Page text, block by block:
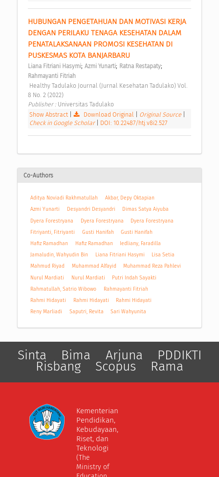
HUBUNGAN PENGETAHUAN DAN MOTIVASI KERJA
DENGAN PERILAKU TENAGA KESEHATAN DALAM
PENATALAKSANAAN PROMOSI KESEHATAN DI
PUSKESMAS KOTA BANJARBARU
Liana Fitriani Hasymi; Azmi Yunarti; Ratna Restapaty;
Rahmayanti Fitriah
8 No. 2 (2022)
Publisher : Universitas Tadulako
Show Abstract
Download Original Original Source
Check in Google Scholar
DOI: 10.22487/htj.v8i2.527
Co-Authors
Aditya Noviadi Rakhmatullah
Akbar, Depy Oktapian
Azmi Yunarti
Desyandri Desyandri
Dimas Satya Aiyuba
Dyera Forestryana
Dyera Forestryana
Dyera Forestryana
Fitriyanti, Fitriyanti
Gusti Hanifah
Gusti Hanifah
Hafiz Ramadhan
Hafiz Ramadhan
Iedliany, Faradilla
Jamaludin, Wahyudin Bin
Liana Fitriani Hasymi
Lisa Setia
Mahmud Riyad
Muhammad Alfayid
Muhammad Reza Pahlevi
Nurul Mardiati
Nurul Mardiati
Putri Indah Sayakti
Rahmatullah, Satrio Wibowo
Rahmayanti Fitriah
Rahmi Hidayati
Rahmi Hidayati
Rahmi Hidayati
Reny Marliadi
Saputri, Revita Sari Wahyunita
Sinta Bima Arjuna PDDIKTI
Risbang Scopus Rama
Kementerian
Pendidikan,
Kebudayaan,
Riset, dan
Teknologi
(The
Ministry of